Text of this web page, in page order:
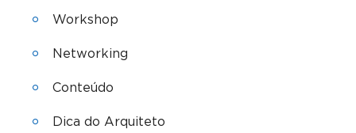
Workshop
Networking
Conteúdo
Dica do Arquiteto